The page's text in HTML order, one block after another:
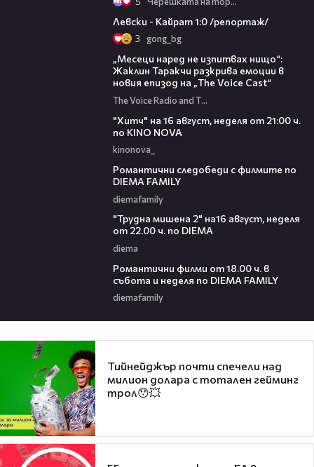
Левски - Кайрат 1:0 /репортаж/
3 gong_bg
„Месеци наред не изпитвах нищо“:
Жаклин Таракчи разкрива емоции в
новия епизод на „The Voice Cast“
The Voice Radio and TV Bulgaria
"Хитч" на 16 август, неделя от 21:00 ч.
по KINO NOVA
kinonova_
Романтични следобеди с филмите по
DIEMA FAMILY
diemafamily
"Трудна мишена 2" на16 август, неделя
от 22.00 ч. по DIEMA
diema
Романтични филми от 18.00 ч. в
събота и неделя по DIEMA FAMILY
diemafamily
Тийнейджър почти спечели над
милион долара с тотален гейминг
трол😯💥